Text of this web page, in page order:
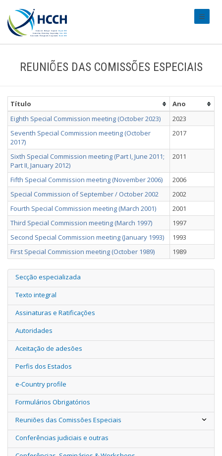
REUNIÕES DAS COMISSÕES ESPECIAIS
Título
Ano
Eighth Special Commission meeting (October 2023)
2023
Seventh Special Commission meeting (October
2017)
2017
Sixth Special Commission meeting (Part I, June 2011;
Part II, January 2012)
2011
Fifth Special Commission meeting (November 2006)
2006
Special Commission of September / October 2002
2002
Fourth Special Commission meeting (March 2001)
2001
Third Special Commission meeting (March 1997)
1997
Second Special Commission meeting (January 1993)
1993
First Special Commission meeting (October 1989)
1989
Secção especializada
Texto integral
Assinaturas e Ratificações
Autoridades
Aceitação de adesões
Perfis dos Estados
e-Country profile
Formulários Obrigatórios
Reuniões das Comissões Especiais
Conferências judiciais e outras